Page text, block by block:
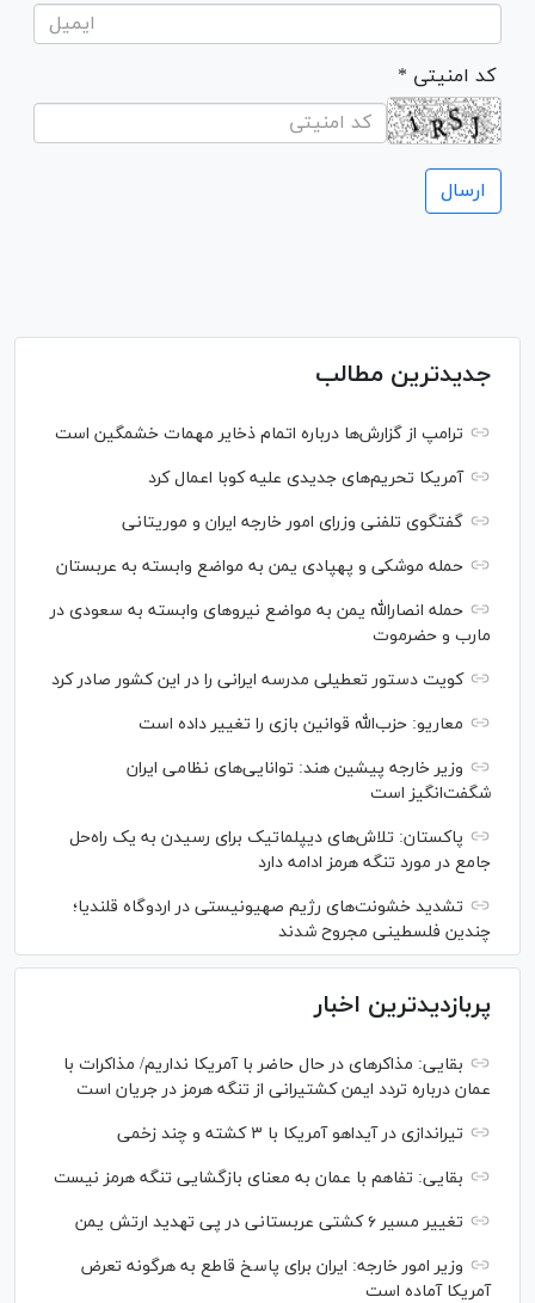
* کد امنیتی
جدیدترین مطالب
ترامپ از گزارش‌ها درباره اتمام ذخایر مهمات خشمگین است
آمریکا تحریم‌های جدیدی علیه کوبا اعمال کرد
گفتگوی تلفنی وزرای امور خارجه ایران و موریتانی
حمله موشکی و پهپادی یمن به مواضع وابسته به عربستان
حمله انصارالله یمن به مواضع نیرو‌های وابسته به سعودی در
مارب و حضرموت
کویت دستور تعطیلی مدرسه ایرانی را در این کشور صادر کرد
معاریو: حزب‌الله قوانین بازی را تغییر داده است
وزیر خارجه پیشین هند: توانایی‌های نظامی ایران
شگفت‌انگیز است
پاکستان: تلاش‌های دیپلماتیک برای رسیدن به یک راه‌حل
جامع در مورد تنگه هرمز ادامه دارد
تشدید خشونت‌های رژیم صهیونیستی در اردوگاه قلندیا؛
چندین فلسطینی مجروح شدند
پربازدیدترین اخبار
بقایی: مذاکره‎ای در حال حاضر با آمریکا نداریم/ مذاکرات با
عمان درباره تردد ایمن کشتیرانی از تنگه هرمز در جریان است
تیراندازی در آیداهو آمریکا با ۳ کشته و چند زخمی
بقایی: تفاهم با عمان به معنای بازگشایی تنگه هرمز نیست
تغییر مسیر ۶ کشتی عربستانی در پی تهدید ارتش یمن
وزیر امور خارجه: ایران برای پاسخ قاطع به هرگونه تعرض
آمریکا آماده است